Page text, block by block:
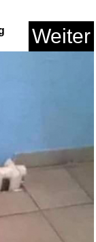
And
Weiter